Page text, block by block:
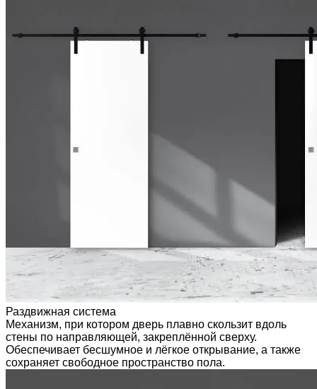
Раздвижная система
Механизм, при котором дверь плавно скользит вдоль
стены по направляющей, закреплённой сверху.
Обеспечивает бесшумное и лёгкое открывание, а также
сохраняет свободное пространство пола.